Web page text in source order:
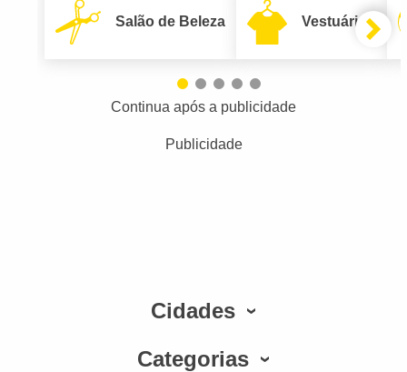
Salão de Beleza Vestuário
Continua após a publicidade
Publicidade
Cidades
Categorias